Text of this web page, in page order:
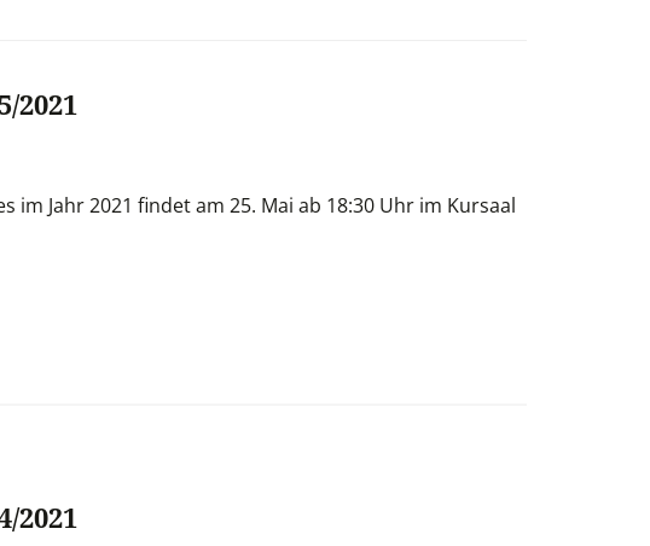
2021
im Jahr 2021 findet am 25. Mai ab 18:30 Uhr im Kursaal
2021